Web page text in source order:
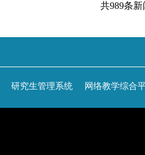
共989条
研究生管理系统 网络教学综合